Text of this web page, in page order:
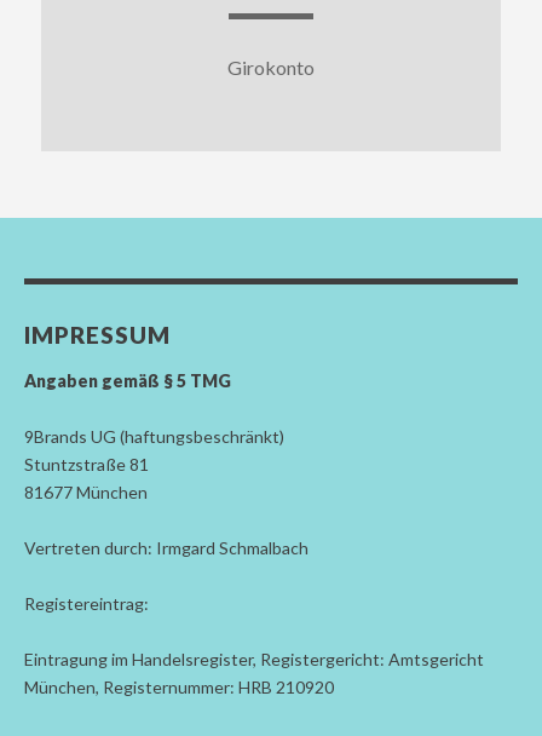
Girokonto
IMPRESSUM
Angaben gemäß § 5 TMG
9Brands UG (haftungsbeschränkt)
Stuntzstraße 81
81677 München
Vertreten durch: Irmgard Schmalbach
Registereintrag:
Eintragung im Handelsregister, Registergericht: Amtsgericht
München, Registernummer: HRB 210920